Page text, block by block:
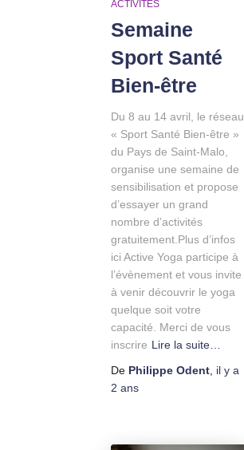
ACTIVITÉS
Semaine
Sport Santé
Bien-être
Du 8 au 14 avril, le réseau
« Sport Santé Bien-être »
du Pays de Saint-Malo,
organise une semaine de
sensibilisation et propose
d’essayer un grand
nombre d’activités
gratuitement.Plus d’infos
ici Active Yoga participe à
l’évènement et vous invite
à venir découvrir le yoga
quelque soit votre
capacité. Merci de vous
inscrire Lire la suite…
De Philippe Odent il y a
2 ans